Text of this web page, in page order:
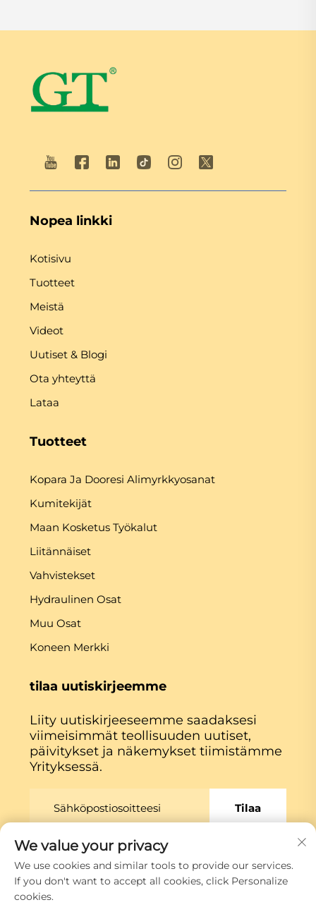
Nopea linkki
Kotisivu
Tuotteet
Meistä
Videot
Uutiset & Blogi
Ota yhteyttä
Lataa
Tuotteet
Kopara Ja Dooresi Alimyrkkyosanat
Kumitekijät
Maan Kosketus Työkalut
Liitännäiset
Vahvistekset
Hydraulinen Osat
Muu Osat
Koneen Merkki
tilaa uutiskirjeemme
Liity uutiskirjeeseemme saadaksesi
viimeisimmät teollisuuden uutiset,
päivitykset ja näkemykset tiimistämme
Yrityksessä.
Tilaa
Copyright © Xiamen Globe Machine Co.,ltd.
Tietosuojakäytäntö
We value your privacy
We use cookies and similar tools to provide our services.
If you don't want to accept all cookies, click Personalize
cookies.